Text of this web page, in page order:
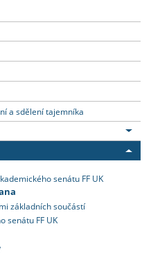
a sdělení tajemníka
senátu FF UK
základních součástí
senátu FF UK